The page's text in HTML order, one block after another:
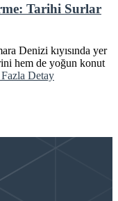
Tarihi Surlar
Denizi kıyısında yer
hem de yoğun konut
Detay